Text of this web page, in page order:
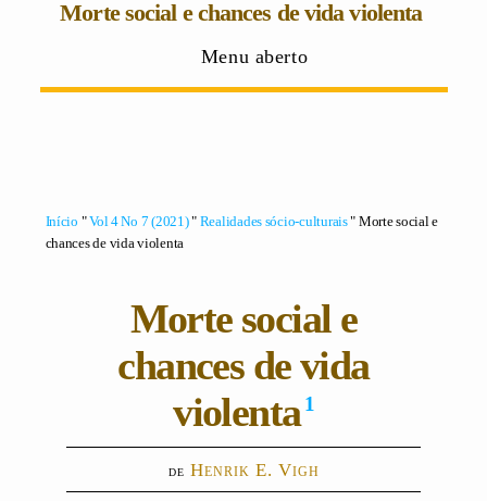
Morte social e chances de vida violenta
Menu aberto
Início "Vol 4 No 7 (2021)" Realidades sócio-culturais" Morte social e
chances de vida violenta
Morte social e
chances de vida
violenta 1
Henrik E. Vigh